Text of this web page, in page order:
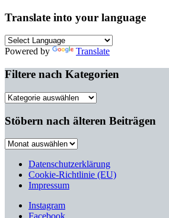
Translate into your language
Powered by Translate
Filtere nach Kategorien
Filtere
Kategorien
Stöbern nach älteren Beiträgen
Stöbern
älteren
Beiträgen
Datenschutzerklärung
Cookie-Richtlinie (EU)
Impressum
Instagram